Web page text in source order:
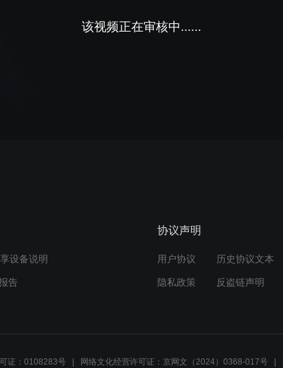
该视频正在审核中......
设备说明
告
协议声明
用户协议 历史协议文本
隐私政策 反盗链声明
证：0108283号 网络文化经营许可证：京网文（2024）0368-017号